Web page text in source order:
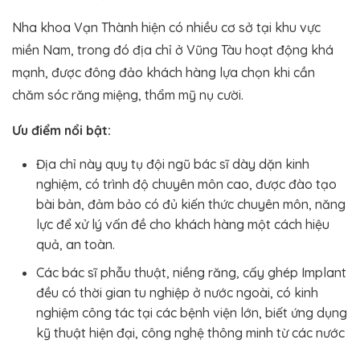
Nha khoa Vạn Thành hiện có nhiều cơ sở tại khu vực
miền Nam, trong đó địa chỉ ở Vũng Tàu hoạt động khá
mạnh, được đông đảo khách hàng lựa chọn khi cần
chăm sóc răng miệng, thẩm mỹ nụ cười.
Ưu điểm nổi bật:
Địa chỉ này quy tụ đội ngũ bác sĩ dày dặn kinh
nghiệm, có trình độ chuyên môn cao, được đào tạo
bài bản, đảm bảo có đủ kiến thức chuyên môn, năng
lực để xử lý vấn đề cho khách hàng một cách hiệu
quả, an toàn.
Các bác sĩ phẫu thuật, niềng răng, cấy ghép Implant
đều có thời gian tu nghiệp ở nước ngoài, có kinh
nghiệm công tác tại các bệnh viện lớn, biết ứng dụng
kỹ thuật hiện đại, công nghệ thông minh từ các nước